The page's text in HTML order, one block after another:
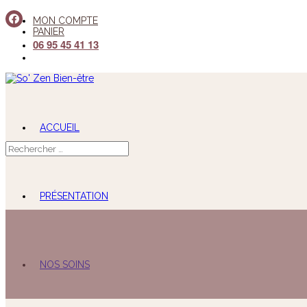
MON COMPTE
PANIER
06 95 45 41 13
ACCUEIL
PRÉSENTATION
NOS SOINS